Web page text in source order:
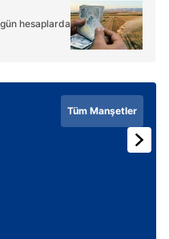
hesaplarda
Tüm Manşetler